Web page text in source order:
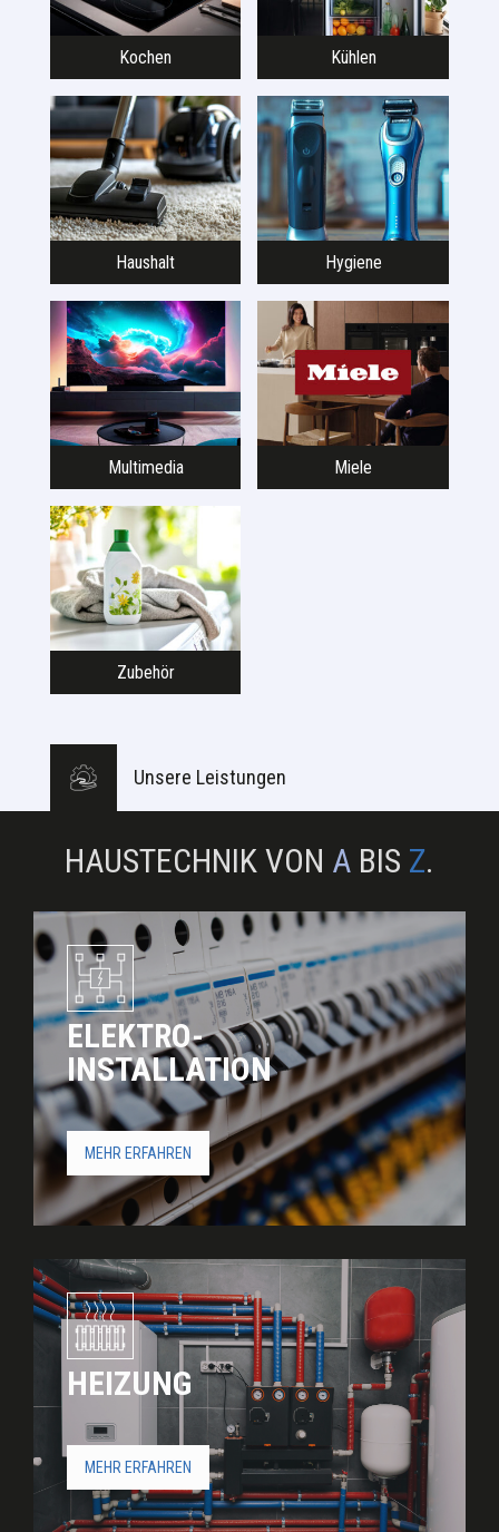
Kochen Kühlen
Haushalt Hygiene
Multimedia Miele
Zubehör
Unsere Leistungen
HAUSTECHNIK VON A BIS Z.
ELEKTRO-
INSTALLATION
MEHR ERFAHREN
HEIZUNG
MEHR ERFAHREN